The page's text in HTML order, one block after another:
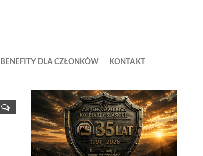
BENEFITY DLA CZŁONKÓW KONTAKT